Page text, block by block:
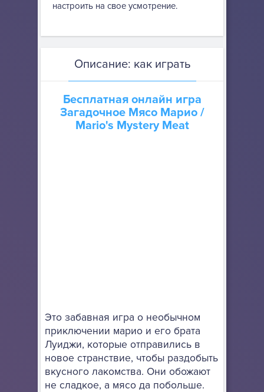
настроить на свое усмотрение.
Описание: как играть
Бесплатная онлайн игра
Загадочное Мясо Марио/
Mario's Mystery Meat
Это забавная игра о необычном
приключении марио и его брата
Луиджи, которые отправились в
новое странствие, чтобы раздобыть
вкусного лакомства. Они обожают
не сладкое, а мясо да побольше.